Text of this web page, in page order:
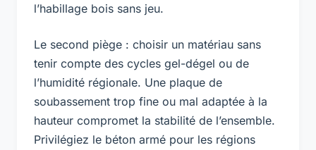
l’habillage bois sans jeu.
Le second piège : choisir un matériau sans
tenir compte des cycles gel-dégel ou de
l’humidité régionale. Une plaque de
soubassement trop fine ou mal adaptée à la
hauteur compromet la stabilité de l’ensemble.
Privilégiez le béton armé pour les régions